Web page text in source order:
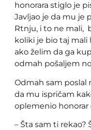
honorara stiglo je
Javljao je da mu je
Rtnju, i to ne mali,
koliki je bio taj mali
ako želim da ga
odmah pošaljem
Odmah sam poslal
da mu ispričam
oplemenio honorar
– Šta sam ti rekao?